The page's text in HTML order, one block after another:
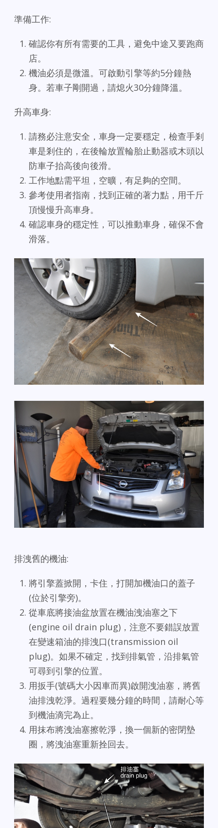
準備工作:
確認你有所有需要的工具，避免中途又要跑商
店。
機油必須是微溫。可啟動引擎等約5分鐘熱
身。若車子剛開過，請熄火30分鐘降溫。
升高車身:
請務必注意安全，車身一定要穩定，檢查手剎
車是剎住的，在後輪放置輪胎止動器或木頭以
防車子抬高後向後滑。
工作地點需平坦，空曠，有足夠的空間。
參考使用者指南，找到正確的著力點，用千斤
頂慢慢升高車身。
確認車身的穩定性，可以推動車身，確保不會
滑落。
排洩舊的機油:
將引擎蓋掀開，卡住，打開加機油口的蓋子
(位於引擎旁)。
從車底將接油盆放置在機油洩油塞之下
(engine oil drain plug)，注意不要錯誤放置
在變速箱油的排洩口(transmission oil
plug)。如果不確定，找到排氣管，沿排氣管
可尋到引擎的位置。
用扳手(號碼大小因車而異)啟開洩油塞，將舊
油排洩乾淨。過程要幾分鐘的時間，請耐心等
到機油滴完為止。
用抹布將洩油塞擦乾淨，換一個新的密閉墊
圈，將洩油塞重新拴回去。